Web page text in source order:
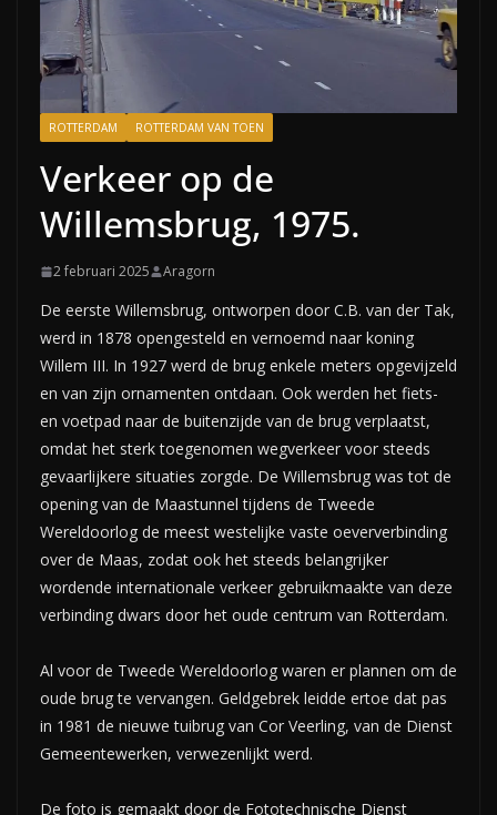
ROTTERDAM ROTTERDAM VAN TOEN
Verkeer op de
Willemsbrug, 1975.
2 februari 2025 Aragorn
De eerste Willemsbrug, ontworpen door C.B. van der Tak,
werd in 1878 opengesteld en vernoemd naar koning
Willem III. In 1927 werd de brug enkele meters opgevijzeld
en van zijn ornamenten ontdaan. Ook werden het fiets-
en voetpad naar de buitenzijde van de brug verplaatst,
omdat het sterk toegenomen wegverkeer voor steeds
gevaarlijkere situaties zorgde. De Willemsbrug was tot de
opening van de Maastunnel tijdens de Tweede
Wereldoorlog de meest westelijke vaste oeververbinding
over de Maas, zodat ook het steeds belangrijker
wordende internationale verkeer gebruikmaakte van deze
verbinding dwars door het oude centrum van Rotterdam.
Al voor de Tweede Wereldoorlog waren er plannen om de
oude brug te vervangen. Geldgebrek leidde ertoe dat pas
in 1981 de nieuwe tuibrug van Cor Veerling, van de Dienst
Gemeentewerken, verwezenlijkt werd.
De foto is gemaakt door de Fototechnische Dienst